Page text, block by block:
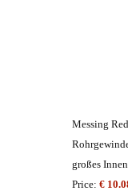
Messing
großes
Price: €